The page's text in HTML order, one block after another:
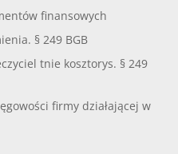
finansowych
§ 249 BGB
tnie kosztorys. § 249
firmy działającej w